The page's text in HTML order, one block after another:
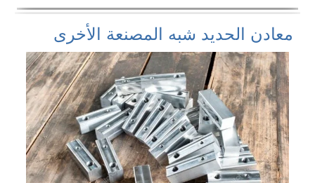
معادن الحديد شبه المصنعة الأخرى